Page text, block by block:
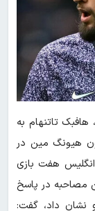
هافبک تاتنهام به
هیونگ مین در
انگلیس هفت بازی
مصاحبه در پاسخ
نشان داد، گفت: